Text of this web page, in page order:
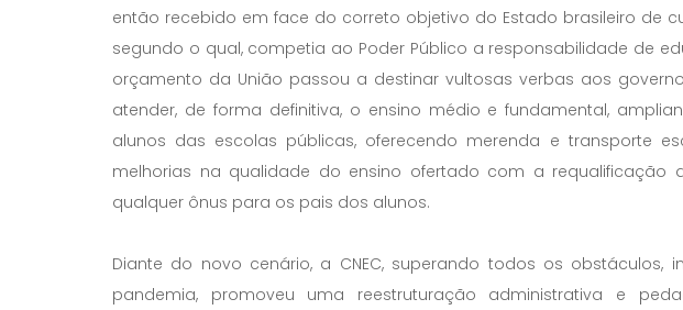
então recebido em face do correto objetivo do Estado brasileiro de
segundo o qual, competia ao Poder Público a responsabilidade de
orçamento da União passou a destinar vultosas verbas aos
atender, de forma definitiva, o ensino médio e fundamental,
alunos das escolas públicas, oferecendo merenda e transporte
melhorias na qualidade do ensino ofertado com a requalificação
qualquer ônus para os pais dos alunos.
Diante do novo cenário, a CNEC, superando todos os obstáculos,
pandemia, promoveu uma reestruturação administrativa e